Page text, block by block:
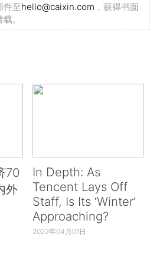
件至hello@caixin.com ，获得书面
。
70
外
In Depth: As
Tencent Lays Off
Staff, Is Its ‘Winter’
Approaching?
2022年04月01日